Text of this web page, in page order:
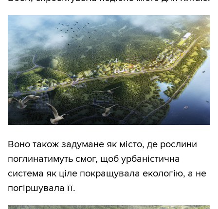
Воно також задумане як місто, де рослини
поглинатимуть смог, щоб урбаністична
система як ціле покращувала екологію, а не
погіршувала її.